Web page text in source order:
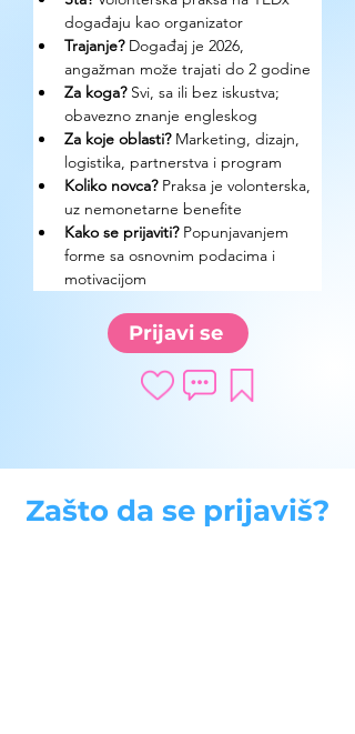
događaju kao organizator
Trajanje? Događaj je 2026,
angažman može trajati do 2 godine
Za koga? Svi, sa ili bez iskustva;
obavezno znanje engleskog
Za koje oblasti? Marketing, dizajn,
logistika, partnerstva i program
Koliko novca? Praksa je volonterska,
uz nemonetarne benefite
Kako se prijaviti? Popunjavanjem
forme sa osnovnim podacima i
motivacijom
Prijavi se
Zašto da se prijaviš?